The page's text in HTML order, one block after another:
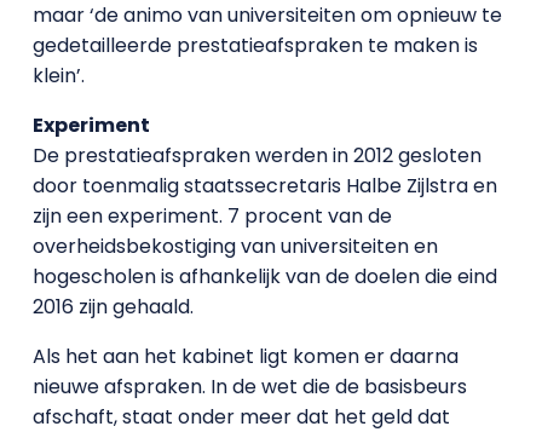
maar ‘de animo van universiteiten om opnieuw te
gedetailleerde prestatieafspraken te maken is
klein’.
Experiment
De prestatieafspraken werden in 2012 gesloten
door toenmalig staatssecretaris Halbe Zijlstra en
zijn een experiment. 7 procent van de
overheidsbekostiging van universiteiten en
hogescholen is afhankelijk van de doelen die eind
2016 zijn gehaald.
Als het aan het kabinet ligt komen er daarna
nieuwe afspraken. In de wet die de basisbeurs
afschaft, staat onder meer dat het geld dat